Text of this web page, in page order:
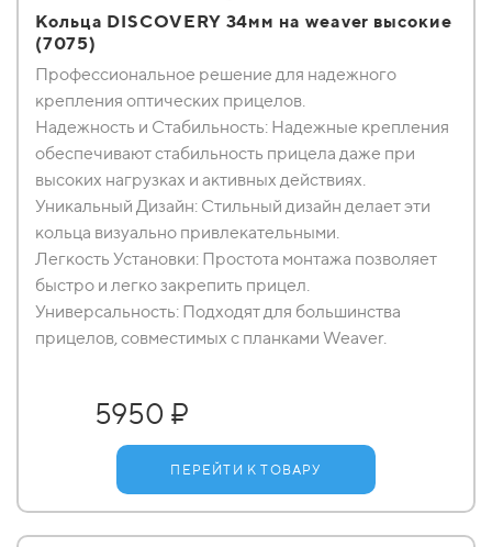
Кольца DISCOVERY 34мм на weaver высокие
(7075)
Профессиональное решение для надежного
крепления оптических прицелов.
Надежность и Стабильность: Надежные крепления
обеспечивают стабильность прицела даже при
высоких нагрузках и активных действиях.
Уникальный Дизайн: Стильный дизайн делает эти
кольца визуально привлекательными.
Легкость Установки: Простота монтажа позволяет
быстро и легко закрепить прицел.
Универсальность: Подходят для большинства
прицелов, совместимых с планками Weaver.
5950 ₽
ПЕРЕЙТИ К ТОВАРУ